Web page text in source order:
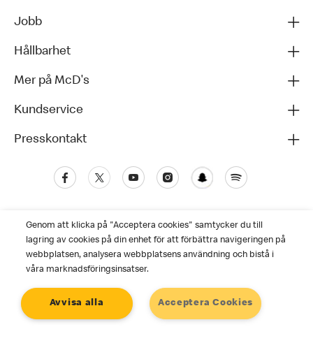
Jobb
Hållbarhet
Mer på McD's
Kundservice
Presskontakt
Kundservice
Personuppgiftspolicy Cookies Användarvillkor
Genom att klicka på "Acceptera cookies" samtycker du till
lagring av cookies på din enhet för att förbättra navigeringen på
webbplatsen, analysera webbplatsens användning och bistå i
våra marknadsföringsinsatser.
Acceptera Cookies
Avvisa alla